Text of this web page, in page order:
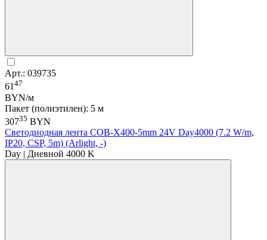
Арт.: 039735
6147
BYN/м
Пакет (полиэтилен): 5 м
30735 BYN
Светодиодная лента COB-X400-5mm 24V Day4000 (7.2 W/m,
IP20, CSP, 5m) (Arlight, -)
Day | Дневной 4000 K